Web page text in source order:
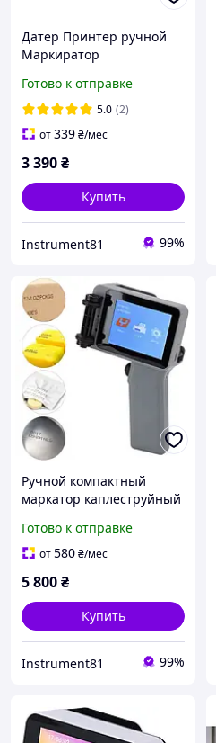
Датер Принтер ручной
Маркиратор
сольвентный (Без
картриджа)
Готово к отправке
5.0 (2)
от339₴/мес
3 390₴
Купить
Instrument81 99%
Ручной компактный
маркатор каплеструйный
600 dpi (Без картриджу)
Готово к отправке
от580₴/мес
5 800₴
Купить
Instrument81 99%